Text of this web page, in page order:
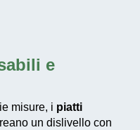
e
misure, i piatti
un dislivello con